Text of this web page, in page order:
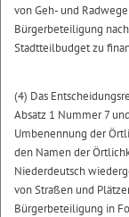
von Geh- und
Bürgerbeteiligung
Stadtteilbudget zu
(4) Das
Absatz 1 Nummer 7
Umbenennung der
den Namen der
Niederdeutsch
von Straßen und
Bürgerbeteiligung in